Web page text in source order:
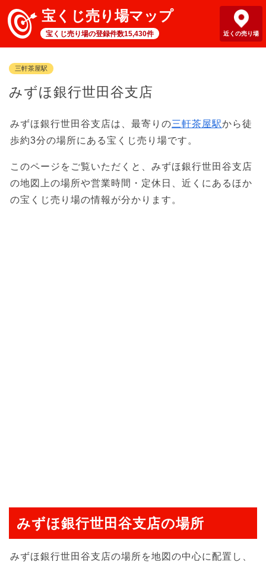
宝くじ売り場マップ
宝くじ売り場の登録件数15,430件 近くの売り場
三軒茶屋駅
みずほ銀行世田谷支店
みずほ銀行世田谷支店は、最寄りの三軒茶屋駅から徒
歩約3分の場所にある宝くじ売り場です。
このページをご覧いただくと、みずほ銀行世田谷支店
の地図上の場所や営業時間・定休日、近くにあるほか
の宝くじ売り場の情報が分かります。
みずほ銀行世田谷支店の場所
みずほ銀行世田谷支店の場所を地図の中心に配置し、